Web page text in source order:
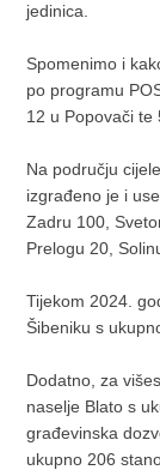
jedinica.
Spomenimo i
po programu
12 u Popovači te
Na području
izgrađeno je i
Zadru 100,
Prelogu 20,
Tijekom 2024.
Šibeniku s
Dodatno, za
naselje Blato s
građevinska
ukupno 206